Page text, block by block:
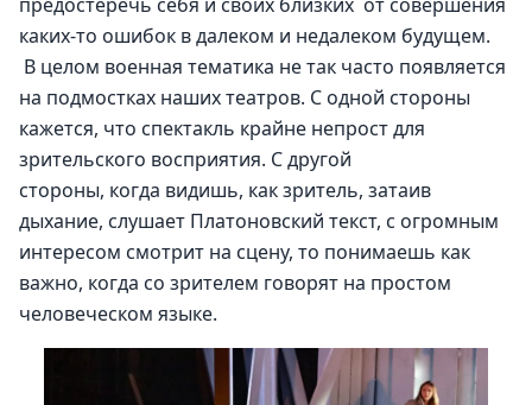
каких-то ошибок в далеком и недалеком будущем.
В целом военная тематика не так часто появляется
на подмостках наших театров. С одной стороны
кажется, что спектакль крайне непрост для
зрительского восприятия. С другой
стороны, когда видишь, как зритель, затаив
дыхание, слушает Платоновский текст, с огромным
интересом смотрит на сцену, то понимаешь как
важно, когда со зрителем говорят на простом
человеческом языке.